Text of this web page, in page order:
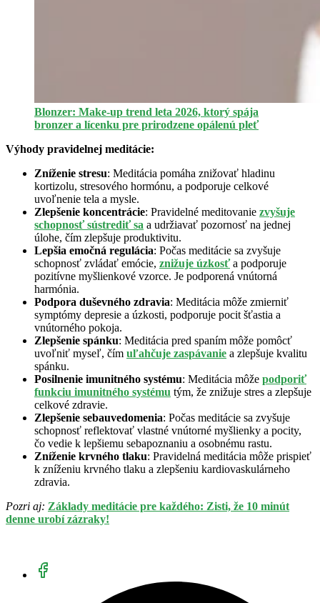
Blonzer: Make-up trend leta 2026, ktorý spája
bronzer a lícenku pre prirodzene opálenú pleť
Výhody pravidelnej meditácie:
Zníženie stresu: Meditácia pomáha znižovať hladinu
kortizolu, stresového hormónu, a podporuje celkové
uvoľnenie tela a mysle.
Zlepšenie koncentrácie: Pravidelné meditovanie zvyšuje
schopnosť sústrediť sa a udržiavať pozornosť na jednej
úlohe, čím zlepšuje produktivitu.
Lepšia emočná regulácia: Počas meditácie sa zvyšuje
schopnosť zvládať emócie, znižuje úzkosťa podporuje
pozitívne myšlienkové vzorce. Je podporená vnútorná
harmónia.
Podpora duševného zdravia: Meditácia môže zmierniť
symptómy depresie a úzkosti, podporuje pocit šťastia a
vnútorného pokoja.
Zlepšenie spánku: Meditácia pred spaním môže pomôcť
uvoľniť myseľ, čím uľahčuje zaspávanie a zlepšuje kvalitu
spánku.
Posilnenie imunitného systému: Meditácia môže podporiť
funkciu imunitného systému tým, že znižuje stres a zlepšuje
celkové zdravie.
Zlepšenie sebauvedomenia: Počas meditácie sa zvyšuje
schopnosť reflektovať vlastné vnútorné myšlienky a pocity,
čo vedie k lepšiemu sebapoznaniu a osobnému rastu.
Zníženie krvného tlaku: Pravidelná meditácia môže prispieť
k zníženiu krvného tlaku a zlepšeniu kardiovaskulárneho
zdravia.
Pozri aj: Základy meditácie pre každého: Zisti, že 10 minút
denne urobí zázraky!